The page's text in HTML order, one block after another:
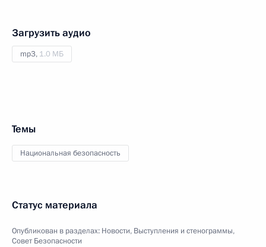
Загрузить аудио
mp3, 1.0 МБ
Темы
Национальная безопасность
Статус материала
Опубликован в разделах: Новости, Выступления и стенограммы,
Совет Безопасности